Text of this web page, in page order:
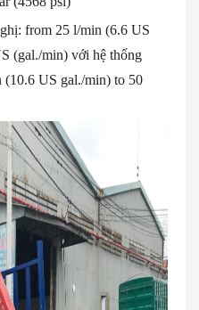
from 25 l/min (6.6 US
(gal./min) với hệ thống
US gal./min) to 50